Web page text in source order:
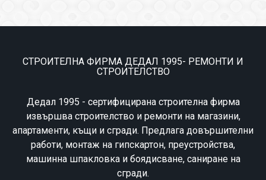
СТРОИТЕЛНА ФИРМА ДЕДАЛ 1995- РЕМОНТИ И
СТРОИТЕЛСТВО
Дедал 1995 - сертифицирана строителна фирма
извършва строителство и ремонти на магазини,
апартаменти, къщи и сгради. Предлага довършителни
работи, монтаж на гипскартон, преустройства,
машинна шпакловка и боядисване, саниране на
сгради.